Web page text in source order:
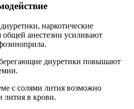
наркотические
общей анестезии усиливают
диуретики повышают
с солями лития возможно
лития в крови.